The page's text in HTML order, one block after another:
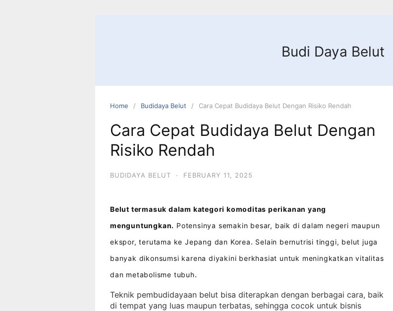
Budi Daya Belut
Home Budidaya Belut Cara Cepat Budidaya Belut Dengan Risiko Rendah
Cara Cepat Budidaya Belut Dengan
Risiko Rendah
BUDIDAYA BELUT · FEBRUARY 11, 2025
Belut termasuk dalam kategori komoditas perikanan yang
menguntungkan. Potensinya semakin besar, baik di dalam negeri maupun
ekspor, terutama ke Jepang dan Korea. Selain bernutrisi tinggi, belut juga
banyak dikonsumsi karena diyakini berkhasiat untuk meningkatkan vitalitas
dan metabolisme tubuh.
Teknik pembudidayaan belut bisa diterapkan dengan berbagai cara, baik
di tempat yang luas maupun terbatas, sehingga cocok untuk bisnis